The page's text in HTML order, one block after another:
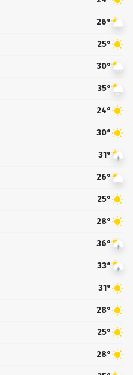
26°
25°
30°
35°
24°
30°
31°
26°
25°
28°
36°
33°
31°
28°
25°
28°